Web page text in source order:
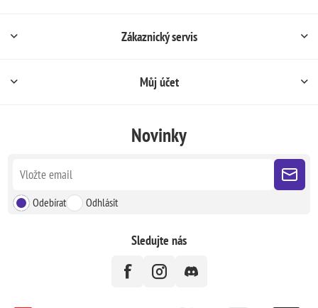
Zákaznický servis
Můj účet
Novinky
Odebírat Odhlásit
Sledujte nás